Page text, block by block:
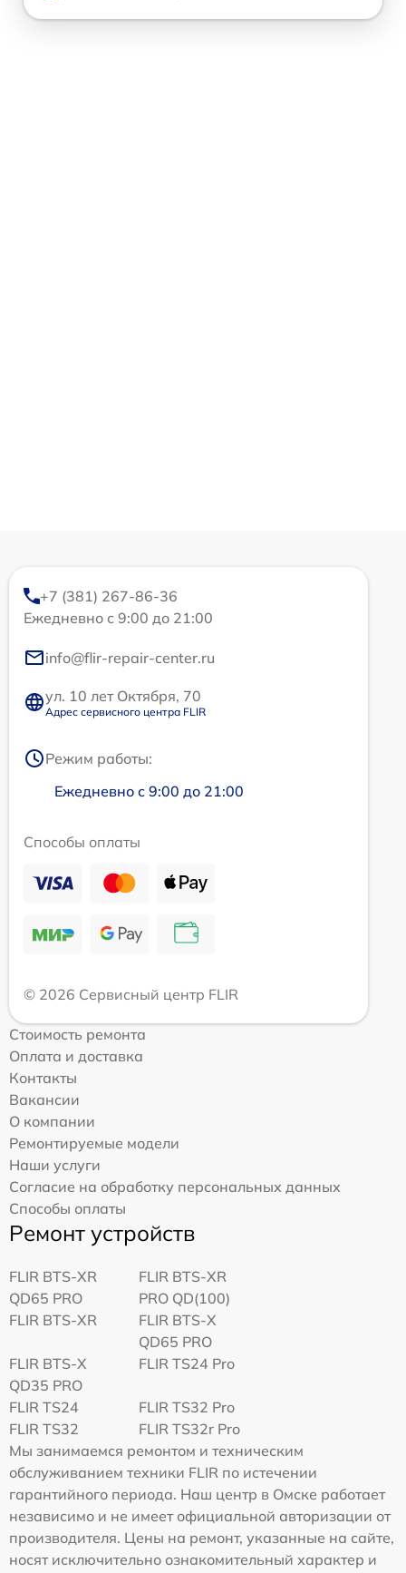
+7 (381) 267-86-36
Ежедневно с 9:00 до 21:00
info@flir-repair-center.ru
ул. 10 лет Октября, 70
Адрес сервисного центра FLIR
Режим работы:
Ежедневно с 9:00 до 21:00
Способы оплаты
© 2026 Сервисный центр FLIR
Стоимость ремонта
Оплата и доставка
Контакты
Вакансии
О компании
Ремонтируемые модели
Наши услуги
Согласие на обработку персональных данных
Способы оплаты
Ремонт устройств
FLIR BTS-XR
QD65 PRO
FLIR BTS-XR
PRO QD(100)
FLIR BTS-XR
FLIR BTS-X
QD65 PRO
FLIR BTS-X
QD35 PRO
FLIR TS24 Pro
FLIR TS24
FLIR TS32 Pro
FLIR TS32
FLIR TS32r Pro
Мы занимаемся ремонтом и техническим
обслуживанием техники FLIR по истечении
гарантийного периода. Наш центр в Омске работает
независимо и не имеет официальной авторизации от
производителя. Цены на ремонт, указанные на сайте,
носят исключительно ознакомительный характер и